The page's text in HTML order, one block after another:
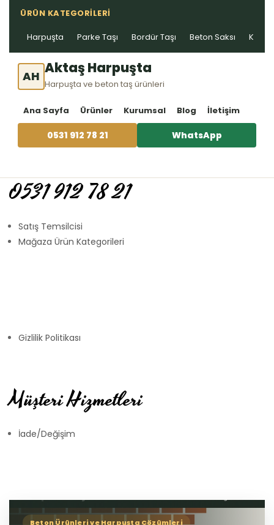
ÜRÜN KATEGORILERI
Harpuşta Parke Taşı Bordür Taşı Beton Saksı Kablo
AH Aktaş Harpuşta
Harpuşta ve beton taş ürünleri
Ana Sayfa Ürünler Kurumsal Blog İletişim
0531 912 78 21 WhatsApp
0531 912 78 21
Satış Temsilcisi
Mağaza Ürün Kategorileri
Gizlilik Politikası
Müşteri Hizmetleri
İade/Değişim